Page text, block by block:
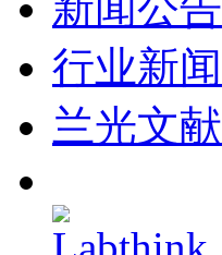
行业新闻
兰光文献